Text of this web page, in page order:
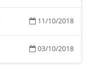
11/10/2018
03/10/2018